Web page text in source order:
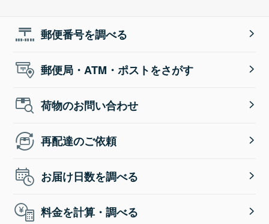
郵便番号を調べる
郵便局・ATM・ポストをさがす
荷物のお問い合わせ
再配達のご依頼
お届け日数を調べる
料金を計算・調べる